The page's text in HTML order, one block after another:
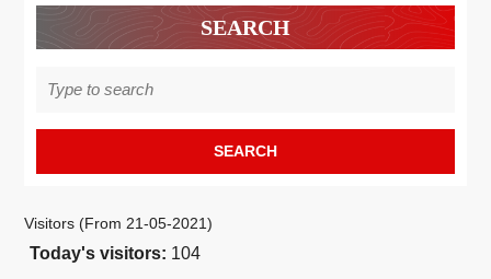
SEARCH
for:
Visitors (From 21-05-2021)
Today's visitors: 104